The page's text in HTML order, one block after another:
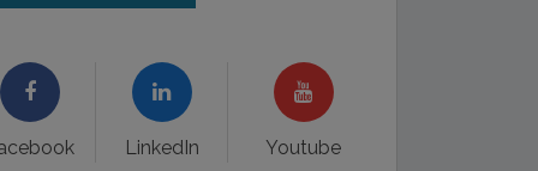
LinkedIn Youtube